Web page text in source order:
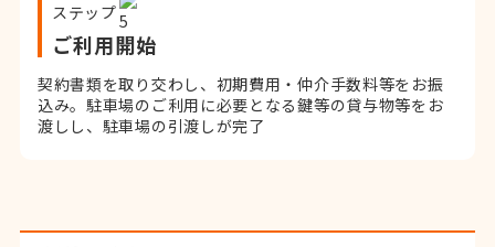
ステップ
ご利用開始
契約書類を取り交わし、初期費用・仲介手数料等をお振
込み。駐車場のご利用に必要となる鍵等の貸与物等をお
渡しし、駐車場の引渡しが完了